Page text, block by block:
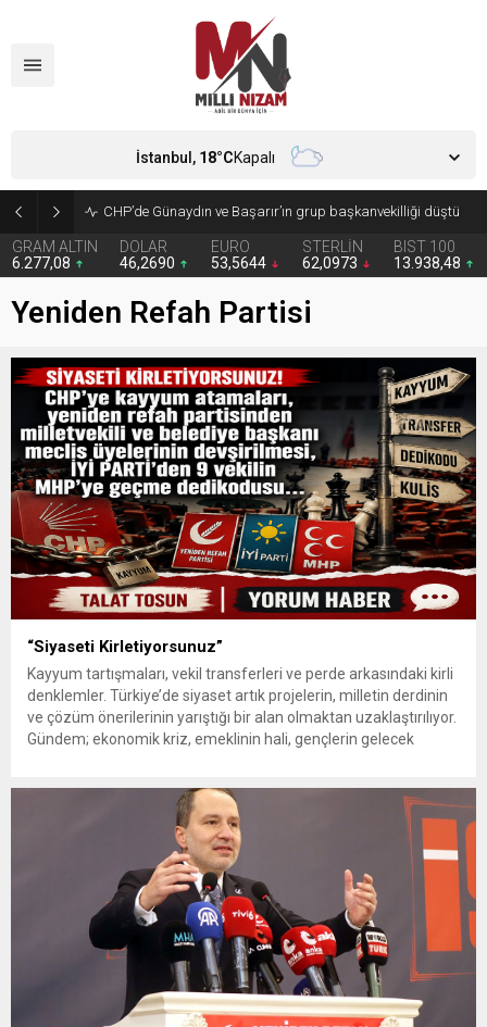
CHP’de Günaydın ve Başarır’ın grup başkanvekilliği düştü
GRAM ALTIN
6.277,08
DOLAR
46,2690
EURO
53,5644
STERLİN
62,0973
BIST 100
13.938,48
İstanbul, 18°CKapalı
Yeniden Refah Partisi
“Siyaseti Kirletiyorsunuz”
Kayyum tartışmaları, vekil transferleri ve perde arkasındaki kirli
denklemler. Türkiye’de siyaset artık projelerin, milletin derdinin
ve çözüm önerilerinin yarıştığı bir alan olmaktan uzaklaştırılıyor.
Gündem; ekonomik kriz, emeklinin hali, gençlerin gelecek
operasyonla anılacak” başlıklarına sıkıştırılıyor....